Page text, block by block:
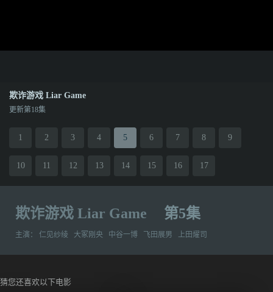
欺诈游戏 Liar Game
更新第18集
1 2 3 4 5 6 7 8 9
10 11 12 13 14 15 16 17
欺诈游戏 Liar Game 第5集
主演： 仁见纱绫 大冢刚央 中谷一博 飞田展男 上田燿司
猜您还喜欢以下电影